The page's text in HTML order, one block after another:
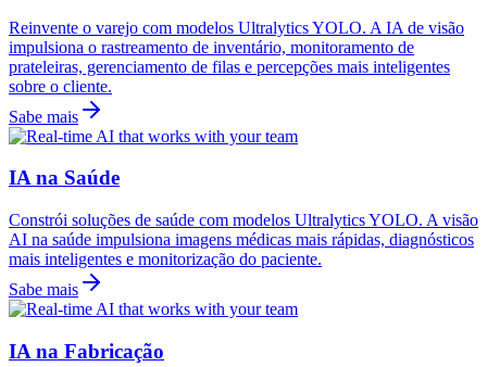
Reinvente o varejo com modelos Ultralytics YOLO. A IA de visão
impulsiona o rastreamento de inventário, monitoramento de
prateleiras, gerenciamento de filas e percepções mais inteligentes
sobre o cliente.
Sabe mais
IA na Saúde
Constrói soluções de saúde com modelos Ultralytics YOLO. A visão
AI na saúde impulsiona imagens médicas mais rápidas, diagnósticos
mais inteligentes e monitorização do paciente.
Sabe mais
IA na Fabricação